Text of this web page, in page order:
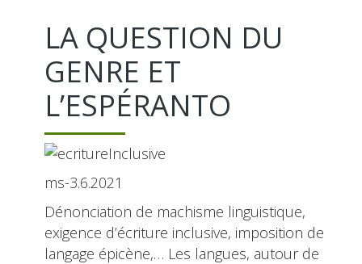
LA QUESTION DU
GENRE ET
L’ESPÉRANTO
ms-3.6.2021
Dénonciation de machisme linguistique,
exigence d’écriture inclusive, imposition de
langage épicène,… Les langues, autour de